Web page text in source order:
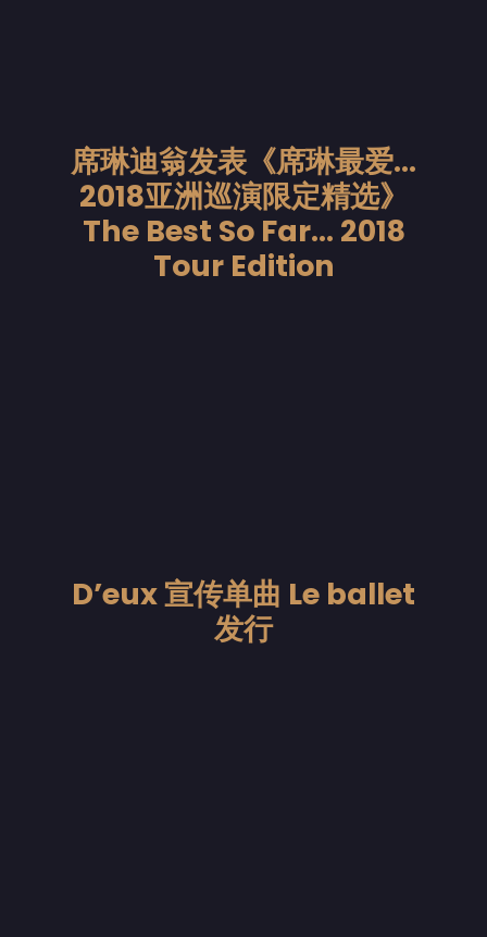
席琳迪翁发表《席琳最爱…
2018亚洲巡演限定精选》
The Best So Far… 2018
Tour Edition
D’eux 宣传单曲 Le ballet
发行